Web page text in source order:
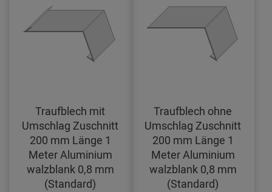
Traufblech mit
Umschlag Zuschnitt
200 mm Länge 1
Meter Aluminium
walzblank 0,8 mm
(Standard)
Traufblech ohne
Umschlag Zuschnitt
200 mm Länge 1
Meter Aluminium
walzblank 0,8 mm
(Standard)